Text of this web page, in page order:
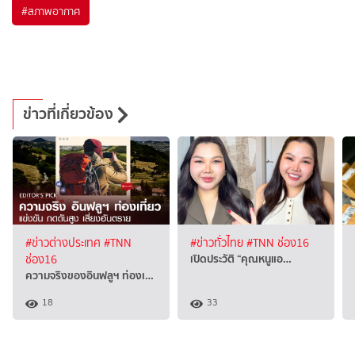
#สภาพอากาศ
ข่าวที่เกี่ยวข้อง
#ข่าวต่างประเทศ #TNN
ช่อง16
ความจริงของอินฟลูฯ ท่องเ…
18
#ข่าวทั่วไทย#TNN ช่อง16
เปิดประวัติ “คุณหนูแอ…
33